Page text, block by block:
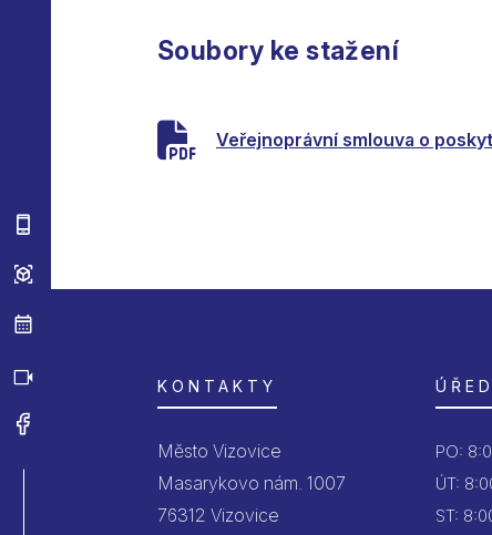
Soubory ke stažení
Veřejnoprávní smlouva o
KONTAKTY
Město Vizovice
Masarykovo nám. 1007
76312 Vizovice
PO:
ÚT:
ST: